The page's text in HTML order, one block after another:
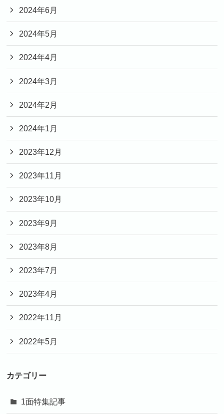
2024年6月
2024年5月
2024年4月
2024年3月
2024年2月
2024年1月
2023年12月
2023年11月
2023年10月
2023年9月
2023年8月
2023年7月
2023年4月
2022年11月
2022年5月
カテゴリー
1面特集記事